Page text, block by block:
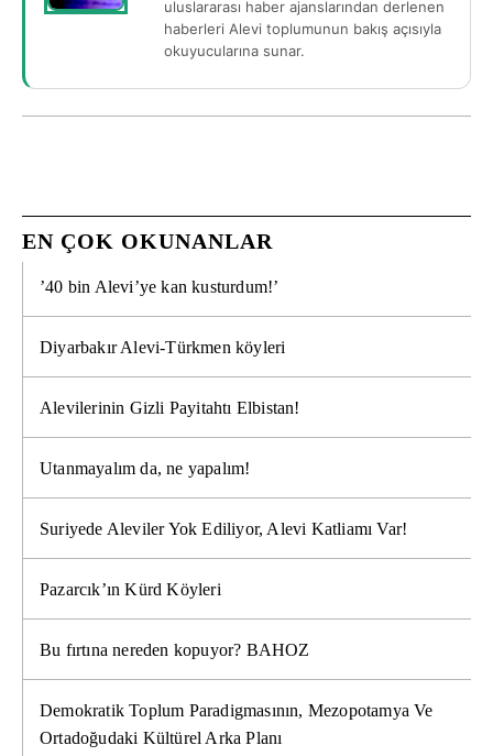
uluslararası haber ajanslarından derlenen
haberleri Alevi toplumunun bakış açısıyla
okuyucularına sunar.
EN ÇOK OKUNANLAR
’40 bin Alevi’ye kan kusturdum!’
Diyarbakır Alevi-Türkmen köyleri
Alevilerinin Gizli Payitahtı Elbistan!
Utanmayalım da, ne yapalım!
Suriyede Aleviler Yok Ediliyor, Alevi Katliamı Var!
Pazarcık’ın Kürd Köyleri
Bu fırtına nereden kopuyor? BAHOZ
Demokratik Toplum Paradigmasının, Mezopotamya Ve
Ortadoğudaki Kültürel Arka Planı